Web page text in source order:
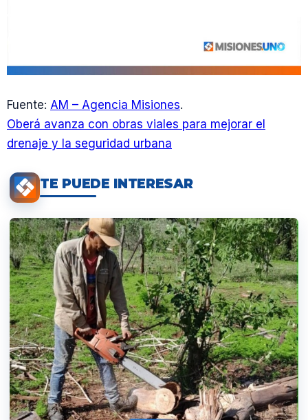
Fuente: AM – Agencia Misiones.
Oberá avanza con obras viales para mejorar el
drenaje y la seguridad urbana
TE PUEDE INTERESAR